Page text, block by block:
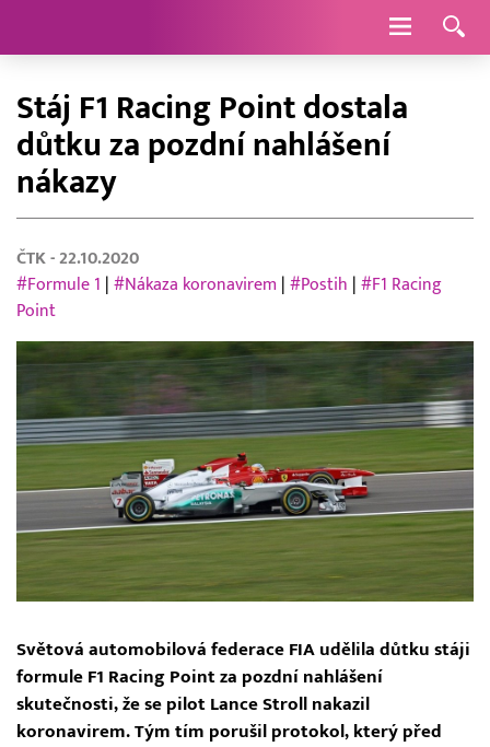
Navigace
Stáj F1 Racing Point dostala
důtku za pozdní nahlášení
nákazy
ČTK - 22.10.2020
#Formule 1 | #Nákaza koronavirem | #Postih | #F1 Racing
Point
Světová automobilová federace FIA udělila důtku stáji
formule F1 Racing Point za pozdní nahlášení
skutečnosti, že se pilot Lance Stroll nakazil
koronavirem. Tým tím porušil protokol, který před